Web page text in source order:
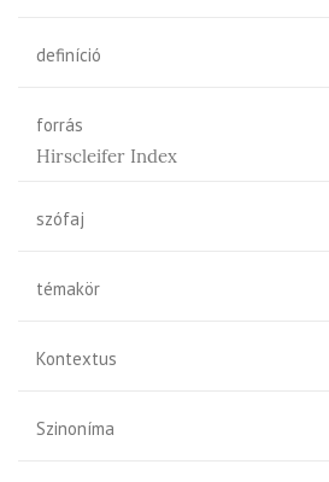
definíció
forrás
Hirscleifer Index
szófaj
témakör
Kontextus
Szinoníma